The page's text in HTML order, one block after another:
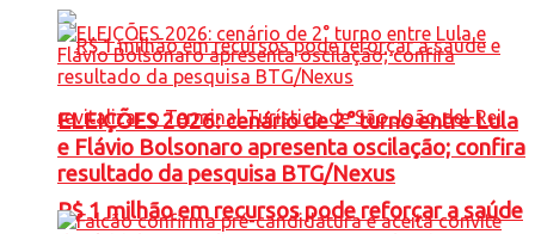
R$ 1 milhão em recursos pode reforçar a saúde
ELEIÇÕES 2026: cenário de 2° turno entre Lula
e Flávio Bolsonaro apresenta oscilação; confira
resultado da pesquisa BTG/Nexus